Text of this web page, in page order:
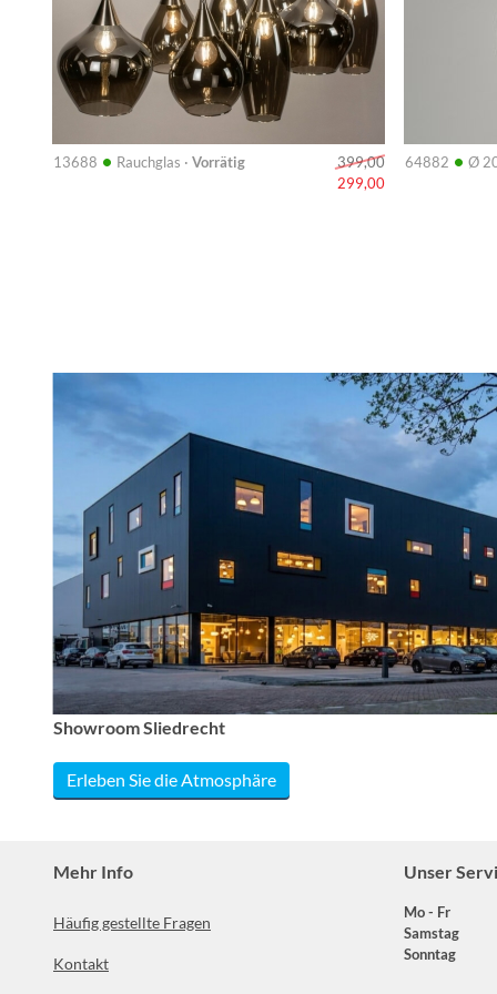
13688 • Rauchglas · Vorrätig
399,00
299,00
64882 • Ø
Showroom Sliedrecht
Erleben Sie die Atmosphäre
Mehr Info
Häufig gestellte Fragen
Kontakt
Unser
Mo - Fr
Samstag
Sonntag